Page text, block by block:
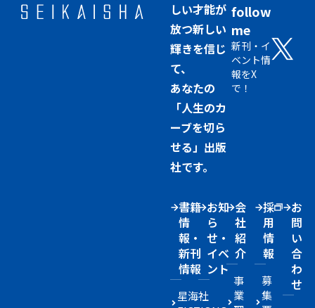
しい才能が
放つ新しい
輝きを信じ
て、
あなたの
「人生のカ
ーブを切ら
せる」出版
社です。
follow
me
新刊・イ
ベント情
報をX
で！
書籍
情
報・
新刊
情報
星海社
お知
ら
せ・
イベ
ント
会
社
紹
介
事
業
採
用
情
報
募
集
お
問
い
合
わ
せ